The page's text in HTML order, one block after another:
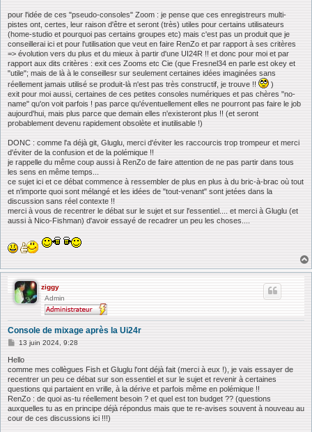
pour l'idée de ces "pseudo-consoles" Zoom : je pense que ces enregistreurs multi-
pistes ont, certes, leur raison d'être et seront (très) utiles pour certains utilisateurs
(home-studio et pourquoi pas certains groupes etc) mais c'est pas un produit que je
conseillerai ici et pour l'utilisation que veut en faire RenZo et par rapport à ses critères
=> évolution vers du plus et du mieux à partir d'une UI24R !! et donc pour moi et par
rapport aux dits critères : exit ces Zooms etc Cie (que Fresnel34 en parle est okey et
"utile"; mais de là à le conseillesr sur seulement certaines idées imaginées sans
réellement jamais utilisé se produit-là n'est pas très constructif, je trouve !!
)
exit pour moi aussi, certaines de ces petites consoles numériques et pas chères "no-
name" qu'on voit parfois ! pas parce qu'éventuellement elles ne pourront pas faire le job
aujourd'hui, mais plus parce que demain elles n'existeront plus !! (et seront
probablement devenu rapidement obsolète et inutilisable !)
DONC : comme l'a déjà git, Gluglu, merci d'éviter les raccourcis trop trompeur et merci
d'éviter de la confusion et de la polémique !!
je rappelle du même coup aussi à RenZo de faire attention de ne pas partir dans tous
les sens en même temps...
ce sujet ici et ce débat commence à ressembler de plus en plus à du bric-à-brac où tout
et n'importe quoi sont mélangé et les idées de "tout-venant" sont jetées dans la
discussion sans réel contexte !!
merci à vous de recentrer le débat sur le sujet et sur l'essentiel.... et merci à Gluglu (et
aussi à Nico-Fishman) d'avoir essayé de recadrer un peu les choses....
ziggy
Admin
Console de mixage après la Ui24r
M
s
s
g
e
13 juin 2024, 9:28
Hello
comme mes collègues Fish et Gluglu l'ont déjà fait (merci à eux !), je vais essayer de
recentrer un peu ce débat sur son essentiel et sur le sujet et revenir à certaines
questions qui partaient en vrille, à la dérive et parfois même en polémique !!
RenZo : de quoi as-tu réellement besoin ? et quel est ton budget ?? (questions
auxquelles tu as en principe déjà répondus mais que te re-avises souvent à nouveau au
cour de ces discussions ici !!!)